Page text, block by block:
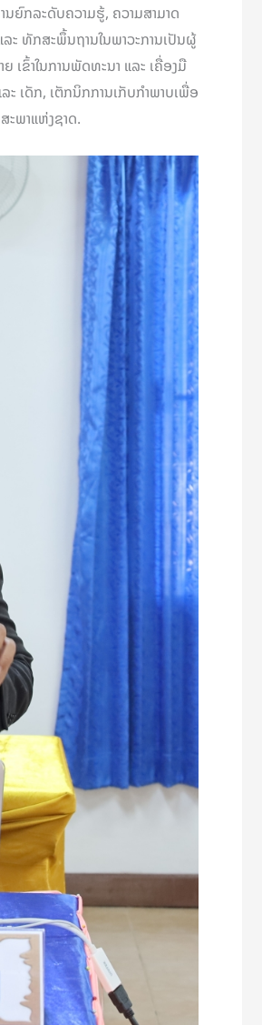
ຍົກລະດັບຄວາມຮູ້, ຄວາມສາມາດ
ະ ທັກສະພຶ້ນຖານໃນພາວະການເປັນຜູ້
ຂົ້າໃນການພັດທະນາ ແລະ ເຄື່ອງມື
ເດັກ, ເຕັກນິກການເກັບກຳພາບເພື່ອ
ະພາແຫ່ງຊາດ.